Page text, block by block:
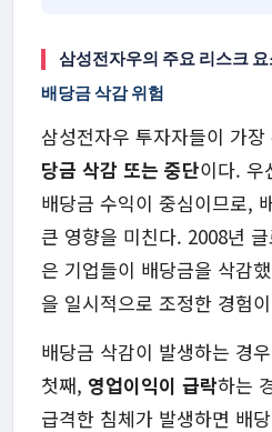
삼성전자우의 주요 리스크
배당금 삭감 위험
삼성전자우 투자자들이 가
당금 삭감 또는 중단이다. 우
배당금 수익이 중심이므로,
큰 영향을 미친다. 2008년
은 기업들이 배당금을 삭감
을 일시적으로 조정한 경험
배당금 삭감이 발생하는 경
첫째, 영업이익이 급락하는
급격한 침체가 발생하면 배